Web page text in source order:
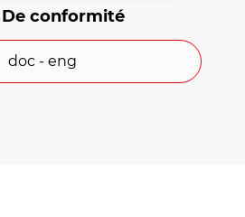
au cadre de la
pieds).
De conformité
doc - eng